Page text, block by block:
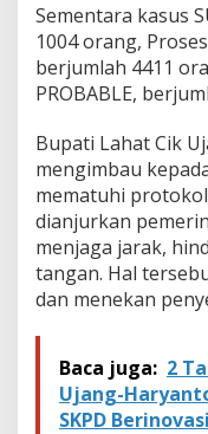
Sementara kasus
1004 orang,
berjumlah 4411
PROBABLE,
Bupati Lahat Cik
mengimbau
mematuhi
dianjurkan
menjaga jarak,
tangan. Hal
dan menekan
Baca juga: 2
Ujang-
SKPD